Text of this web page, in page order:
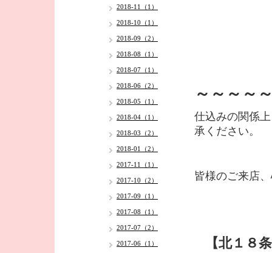
～～～～
仕込みの関係
承ください。
皆様のご来店
【北１８
2018-11（1）
2018-10（1）
2018-09（2）
2018-08（1）
2018-07（1）
2018-06（2）
2018-05（1）
2018-04（1）
2018-03（2）
2018-01（2）
2017-11（1）
2017-10（2）
2017-09（1）
2017-08（1）
2017-07（2）
2017-06（1）